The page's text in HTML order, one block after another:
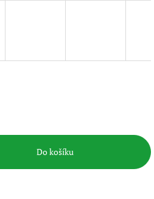
Do košíku